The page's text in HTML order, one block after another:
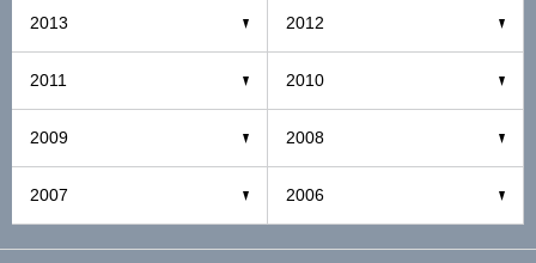
2013 2012
2011 2010
2009 2008
2007 2006